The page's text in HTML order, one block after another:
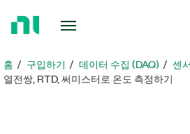
지
로
홈 구입하기 데이터 수집 (DAQ)
센
열전쌍, RTD, 써미스터로 온도 측정하기